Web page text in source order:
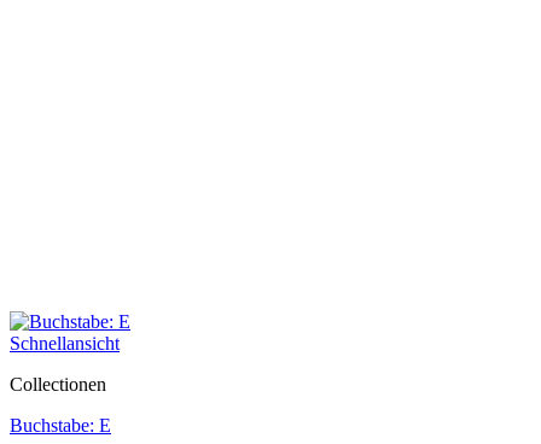
Schnellansicht
Collectionen
Buchstabe: E